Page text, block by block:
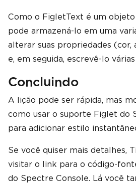
Como o FigletText é um
pode armazená-lo em uma
alterar suas propriedades
e, em seguida, escrevê-lo
Concluindo
A lição pode ser rápida, mas
como usar o suporte Figlet do
para adicionar estilo
Se você quiser mais detalhes,
visitar o link para o código-
do Spectre Console. Lá você